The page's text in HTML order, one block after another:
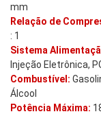
mm
Relação de
: 1
Sistema
Injeção Eletrônica,
Combustível:
Álcool
Potência Máxima: